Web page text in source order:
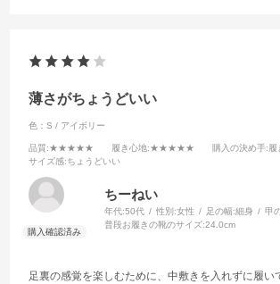
薄さがちょうどいい
色：S / アイボリー
品質:★★★★★ 履き心地:★★★★★ 購入の決め手:履
サイズ感:ちょうどいい
ちーねい
年代:50代 性別:女性 足の幅:細身 甲
普段お履きの靴のサイズ:24.0cm
足裏の感覚を楽しむために、中敷きを入れずに履い